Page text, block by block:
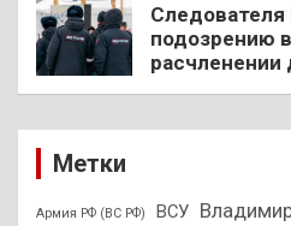
подозрению
расчленении
Метки
Армия РФ (ВС РФ) ВСУ